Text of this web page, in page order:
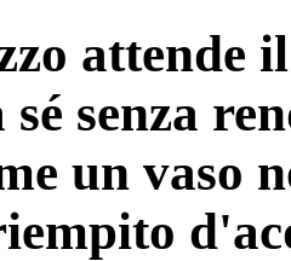
attende
senza
un vaso